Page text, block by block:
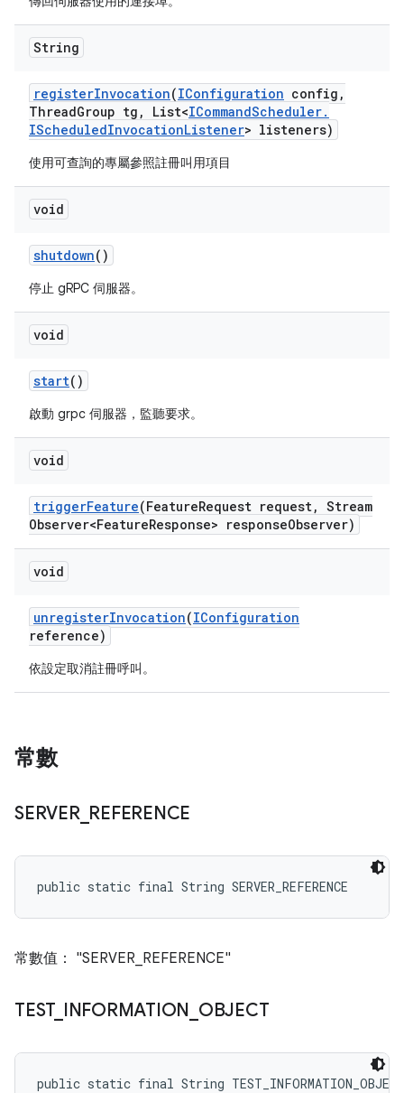
String
registerInvocation(IConfiguration config ,
ThreadGroup tg , List<ICommandScheduler.
IScheduledInvocationListener> listeners)
使用可查詢的專屬參照註冊叫用項目
void
shutdown()
停止 gRPC 伺服器。
void
start()
啟動 grpc 伺服器，監聽要求。
void
triggerFeature(FeatureRequest request, Stream
Observer<FeatureResponse> responseObserver)
void
unregisterInvocation(IConfiguration
reference)
依設定取消註冊呼叫。
常數
SERVER_ REFERENCE
public static final String SERVER_REFERENCE
常數值： "SERVER_REFERENCE"
TEST_ INFORMATION OBJECT
public static final String TEST_INFORMATION_OBJECT